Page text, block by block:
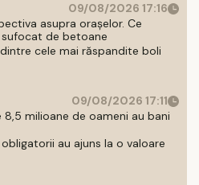
09/08/2026 17:16
asupra orașelor. Ce
de betoane
cele mai răspandite boli
09/08/2026 17:11
8,5 milioane de oameni au bani
au ajuns la o valoare